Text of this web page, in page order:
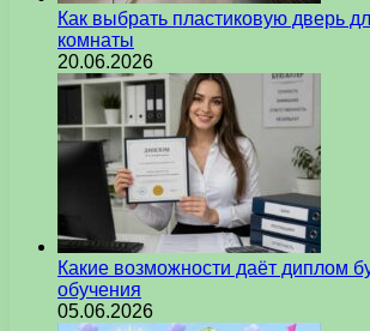
Как выбрать пластиковую дверь
комнаты
20.06.2026
Какие возможности даёт диплом
обучения
05.06.2026